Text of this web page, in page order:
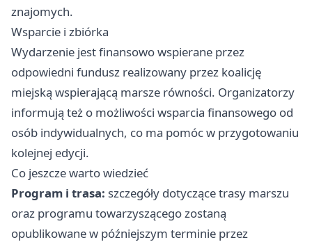
znajomych.
Wsparcie i zbiórka
Wydarzenie jest finansowo wspierane przez
odpowiedni fundusz realizowany przez koalicję
miejską wspierającą marsze równości. Organizatorzy
informują też o możliwości wsparcia finansowego od
osób indywidualnych, co ma pomóc w przygotowaniu
kolejnej edycji.
Co jeszcze warto wiedzieć
Program i trasa: szczegóły dotyczące trasy marszu
oraz programu towarzyszącego zostaną
opublikowane w późniejszym terminie przez